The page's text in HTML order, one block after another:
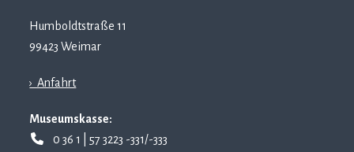
Humboldtstraße 11
99423 Weimar
› Anfahrt
Museumskasse:
0 36 1 | 57 3223 -331/-333